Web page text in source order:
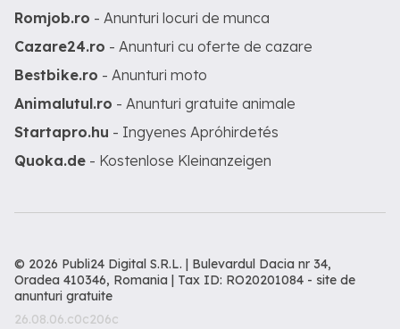
Romjob.ro - Anunturi locuri de munca
Cazare24.ro - Anunturi cu oferte de cazare
Bestbike.ro - Anunturi moto
Animalutul.ro - Anunturi gratuite animale
Startapro.hu - Ingyenes Apróhirdetés
Quoka.de - Kostenlose Kleinanzeigen
© 2026 Publi24 Digital S.R.L. | Bulevardul Dacia nr 34,
Oradea 410346, Romania | Tax ID: RO20201084 - site de
anunturi gratuite
26.08.06.c0c206c